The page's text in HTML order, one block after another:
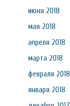
июня 2018
мая 2018
апреля 2018
марта 2018
февраля 2018
января 2018